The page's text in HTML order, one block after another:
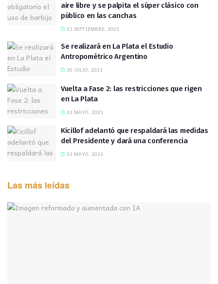
aire libre y se palpita el súper clásico con
público en las canchas
21 SEPTIEMBRE, 2021
Se realizará en La Plata el Estudio
Antropométrico Argentino
20 JULIO, 2021
Vuelta a Fase 2: las restricciones que rigen
en La Plata
31 MAYO, 2021
Kicillof adelantó que respaldará las medidas
del Presidente y dará una conferencia
21 MAYO, 2021
Las más leídas